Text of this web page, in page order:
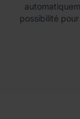
possibilité